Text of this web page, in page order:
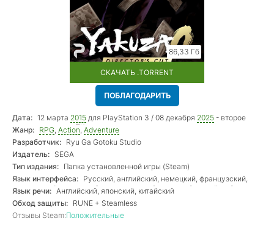
86,33 Гб
СКАЧАТЬ .TORRENT
ПОБЛАГОДАРИТЬ
Дата: 12 марта 2015 для PlayStation 3 / 08 декабря 2025 - второе
переиздание для ПК
Жанр: RPG, Action, Adventure
Разработчик: Ryu Ga Gotoku Studio
Издатель: SEGA
Тип издания: Папка установленной игры (Steam)
Язык интерфейса: Русский, английский, немецкий, французский,
итальянский, испанский, португальский, японский, корейский,
китайский
Язык речи: Английский, японский, китайский
Обход защиты: RUNE + Steamless
Отзывы Steam:Положительные